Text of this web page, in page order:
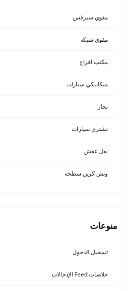
مقوي سيرفس
مقوي شبكة
مكتب افراح
ميكانيكي سيارات
نجار
نشتري سيارات
نقل عفش
ونش كرين سطحة
منوعات
تسجيل الدخول
خلاصات Feed الإدخالات